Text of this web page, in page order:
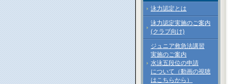
泳力認定とは
泳力認定実施のご案内
(クラブ向け)
ジュニア救急法講習
実施のご案内
水泳五段位の申請
について（動画の視聴
はこちらから）